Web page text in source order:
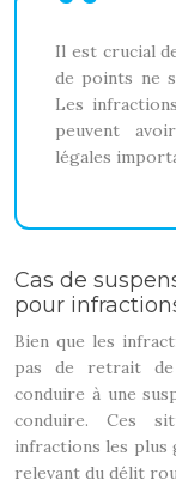
Il est crucial
de points ne
Les
peuvent
légales
Cas de
pour
Bien que les
pas de retrait de
conduire à une
conduire. Ces
infractions les plus
relevant du délit